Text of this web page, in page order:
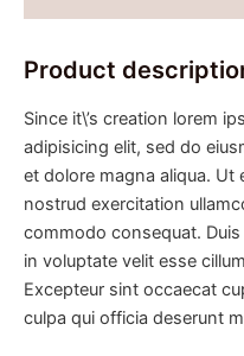
Product
Since it\’s creation lorem
adipisicing elit, sed do
et dolore magna aliqua. Ut
nostrud exercitation
commodo consequat.
in voluptate velit esse
Excepteur sint occaecat
culpa qui officia deserunt